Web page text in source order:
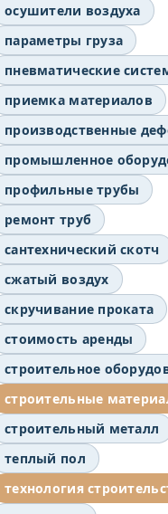
осушители воздуха
параметры груза
пневматические
приемка материалов
производственные
промышленное
профильные трубы
ремонт труб
сантехнический скотч
сжатый воздух
скручивание проката
стоимость аренды
строительное
строительные
строительный металл
теплый пол
технология